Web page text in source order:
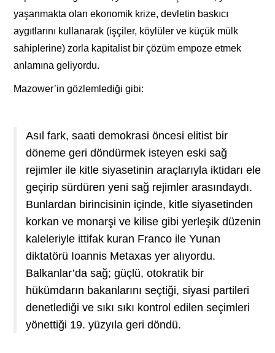
yaşanmakta olan ekonomik krize, devletin baskıcı
aygıtlarını kullanarak (işçiler, köylüler ve küçük mülk
sahiplerine) zorla kapitalist bir çözüm empoze etmek
anlamına geliyordu.
Mazower’in gözlemlediği gibi:
Asıl fark, saati demokrasi öncesi elitist bir
döneme geri döndürmek isteyen eski sağ
rejimler ile kitle siyasetinin araçlarıyla iktidarı ele
geçirip sürdüren yeni sağ rejimler arasındaydı.
Bunlardan birincisinin içinde, kitle siyasetinden
korkan ve monarşi ve kilise gibi yerleşik düzenin
kaleleriyle ittifak kuran Franco ile Yunan
diktatörü Ioannis Metaxas yer alıyordu.
Balkanlar’da sağ; güçlü, otokratik bir
hükümdarın bakanlarını seçtiği, siyasi partileri
denetlediği ve sıkı sıkı kontrol edilen seçimleri
yönettiği 19. yüzyıla geri döndü.